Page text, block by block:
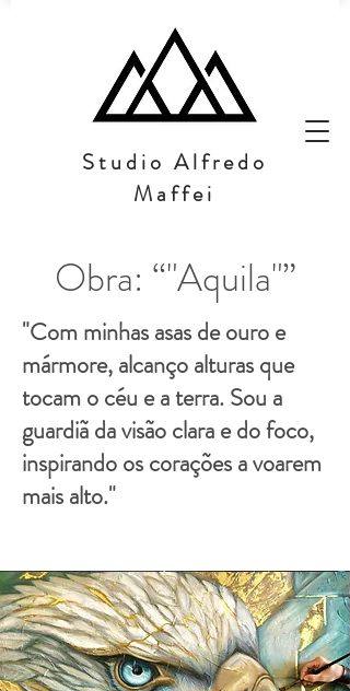
Studio Alfredo
Maffei
Obra: “"Aquila"”
"Com minhas asas de ouro e
mármore, alcanço alturas que
tocam o céu e a terra. Sou a
guardiã da visão clara e do foco,
inspirando os corações a voarem
mais alto."